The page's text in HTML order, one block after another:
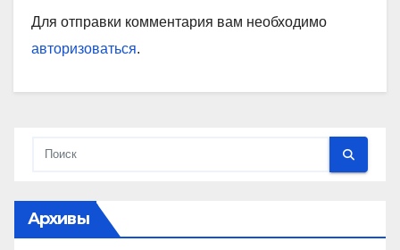
Для отправки комментария вам необходимо
авторизоваться.
Архивы